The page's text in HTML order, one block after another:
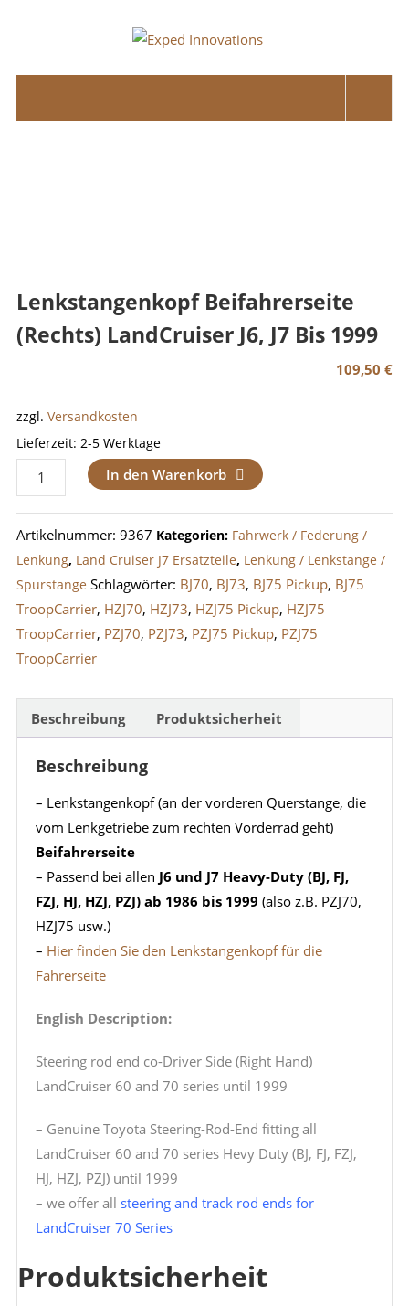
Exped
Lenkstangenkopf Beifahrerseite
(Rechts) LandCruiser J6, J7 Bis 1999
109,50€
zzgl. Versandkosten
Lieferzeit: 2-5 Werktage
Lenkstangenkopf
Beifahrerseite
(Rechts)
LandCruiser
J6,
J7
bis
1999
Menge
In den Warenkorb
Artikelnummer: 9367 Kategorien: Fahrwerk / Federung /
Lenkung, Land Cruiser J7 Ersatzteile, Lenkung / Lenkstange /
Spurstange Schlagwörter: BJ70, BJ73, BJ75 Pickup, BJ75
TroopCarrier, HZJ70, HZJ73, HZJ75 Pickup, HZJ75
TroopCarrier, PZJ70, PZJ73, PZJ75 Pickup, PZJ75
TroopCarrier
Beschreibung Produktsicherheit
Beschreibung
– Lenkstangenkopf (an der vorderen Querstange, die
vom Lenkgetriebe zum rechten Vorderrad geht)
Beifahrerseite
– Passend bei allen J6 und J7 Heavy-Duty (BJ, FJ,
FZJ, HJ, HZJ, PZJ) ab 1986 bis 1999 (also z.B. PZJ70,
HZJ75 usw.)
– Hier finden Sie den Lenkstangenkopf für die
Fahrerseite
English Description:
Steering rod end co-Driver Side (Right Hand)
LandCruiser 60 and 70 series until 1999
– Genuine Toyota Steering-Rod-End fitting all
LandCruiser 60 and 70 series Hevy Duty (BJ, FJ, FZJ,
HJ, HZJ, PZJ) until 1999
– we offer all steering and track rod ends for
LandCruiser 70 Series
Produktsicherheit